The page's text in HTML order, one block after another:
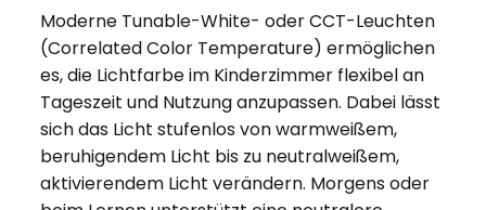
Moderne Tunable-White- oder CCT-Leuchten
(Correlated Color Temperature) ermöglichen
es, die Lichtfarbe im Kinderzimmer flexibel an
Tageszeit und Nutzung anzupassen. Dabei lässt
sich das Licht stufenlos von warmweißem,
beruhigendem Licht bis zu neutralweißem,
aktivierendem Licht verändern. Morgens oder